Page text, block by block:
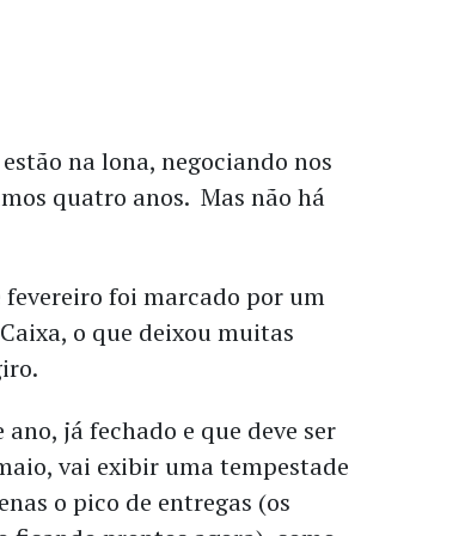
na lona, negociando nos
quatro anos. Mas não há
foi marcado por um
o que deixou muitas
já fechado e que deve ser
vai exibir uma tempestade
o pico de entregas (os